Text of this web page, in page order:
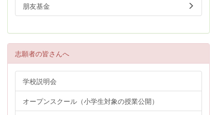
朋友基金
志願者の皆さんへ
学校説明会
オープンスクール（小学生対象の授業公開）